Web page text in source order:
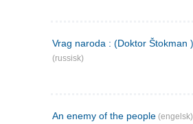
Vrag naroda : (Doktor Štokman
(russisk)
An enemy of the people (engelsk)